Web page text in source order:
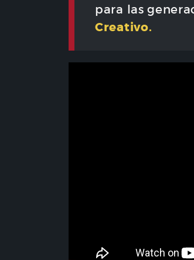
para las
Creativo.